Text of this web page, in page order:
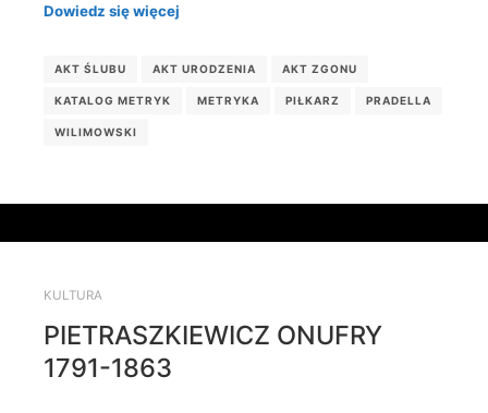
Dowiedz się więcej
AKT ŚLUBU AKT URODZENIA AKT ZGONU
KATALOG METRYK METRYKA PIŁKARZ PRADELLA
WILIMOWSKI
KULTURA
PIETRASZKIEWICZ ONUFRY
1791-1863